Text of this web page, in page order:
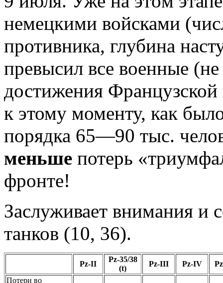
немецкими войсками
противника, глубина
превысил все военные
достижения
к этому моменту, как
порядка 65—90 тыс.
меньше потерь
фронте!
Заслуживает внимания и
танков (10, 36).
Pz-II
Pz-35/38
(t)
Pz-III Pz-IV
Потери во